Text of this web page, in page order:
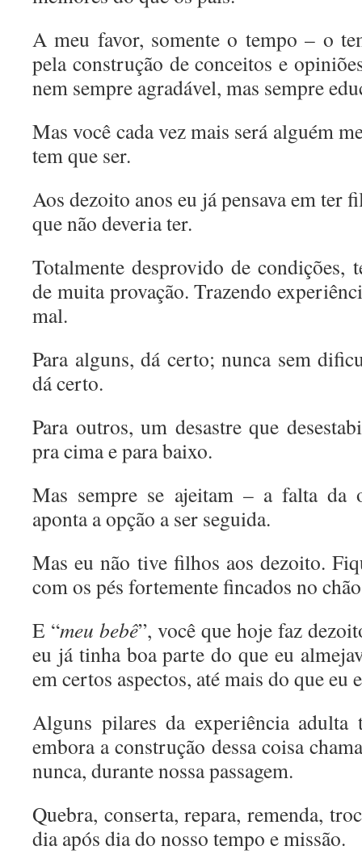
A meu favor, somente o tempo – o
pela construção de conceitos e
nem sempre agradável, mas sempre
Mas você cada vez mais será alguém
tem que ser.
Aos dezoito anos eu já pensava em ter
que não deveria ter.
Totalmente desprovido de condições,
de muita provação. Trazendo
mal.
Para alguns, dá certo; nunca sem
dá certo.
Para outros, um desastre que
pra cima e para baixo.
Mas sempre se ajeitam – a falta da
aponta a opção a ser seguida.
Mas eu não tive filhos aos dezoito.
com os pés fortemente fincados no
E “meu bebê”, você que hoje faz
eu já tinha boa parte do que eu
em certos aspectos, até mais do que eu
Alguns pilares da experiência adulta
embora a construção dessa coisa
nunca, durante nossa passagem.
Quebra, conserta, repara, remenda,
dia após dia do nosso tempo e missão.